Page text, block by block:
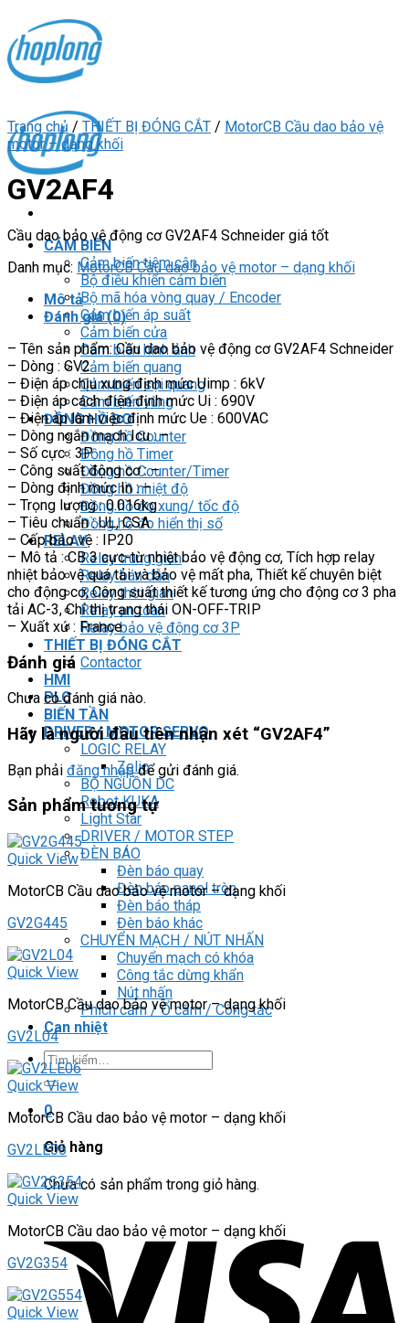
content
CẢM BIẾN
Cảm biến tiệm cận
Bộ điều khiển cảm biến
Bộ mã hóa vòng quay / Encoder
Cảm biến áp suất
Cảm biến cửa
Cảm biến hình ảnh
Cảm biến quang
Cảm biến sợi quang
Cảm biến vùng
ĐỒNG HỒ ĐO
Đồng hồ Counter
Đồng hồ Timer
Đồng hồ Counter/Timer
Đồng hồ nhiệt độ
Đồng hồ đo xung/ tốc độ
Đồng hồ đo hiển thị số
RELAY
Relay trung gian
Relay bán dẫn
Relay thời gian
Relay an toàn
Relay bảo vệ động cơ 3P
THIẾT BỊ ĐÓNG CẮT
Contactor
HMI
PLC
BIẾN TẦN
DRIVER / MOTOR SERVO
LOGIC RELAY
Zelio
BỘ NGUỒN DC
Robot KUKA
Light Star
DRIVER / MOTOR STEP
ĐÈN BÁO
Đèn báo quay
Đèn báo panel tròn
Đèn báo tháp
Đèn báo khác
CHUYỂN MẠCH / NÚT NHẤN
Chuyển mạch có khóa
Công tắc dừng khẩn
Nút nhấn
Phích cắm / Ổ cắm / Công tắc
Can nhiệt
Tìm
kiếm:
0
Giỏ hàng
Chưa có sản phẩm trong giỏ hàng.
Trang chủ / THIẾT BỊ ĐÓNG CẮT / MotorCB Cầu dao bảo vệ
motor – dạng khối
GV2AF4
Cầu dao bảo vệ động cơ GV2AF4 Schneider giá tốt
Danh mục: MotorCB Cầu dao bảo vệ motor – dạng khối
Mô tả
Đánh giá (0)
– Tên sản phẩm: Cầu dao bảo vệ động cơ GV2AF4 Schneider
– Dòng : GV2
– Điện áp chịu xung định mức Uimp : 6kV
– Điện áp cách điện định mức Ui : 690V
– Điện áp làm việc định mức Ue : 600VAC
– Dòng ngắn mạch Icu : –
– Số cực : 3P
– Công suất động cơ : –
– Dòng định mức In : –
– Trọng lượng : 0.016kg
– Tiêu chuẩn : UL, CSA
– Cấp bảo vệ : IP20
– Mô tả : CB 3 cực-từ nhiệt bảo vệ động cơ, Tích hợp relay
nhiệt bảo vệ quá tải và bảo vệ mất pha, Thiết kế chuyên biệt
cho động cơ, Công suất thiết kế tương ứng cho động cơ 3 pha
tải AC-3, Chỉ thị trạng thái ON-OFF-TRIP
– Xuất xứ : France
Đánh giá
Chưa có đánh giá nào.
Hãy là người đầu tiên nhận xét “GV2AF4”
Bạn phải đăng nhậpđể gửi đánh giá.
Sản phẩm tương tự
Quick View
MotorCB Cầu dao bảo vệ motor – dạng khối
GV2G445
Quick View
MotorCB Cầu dao bảo vệ motor – dạng khối
GV2L04
Quick View
MotorCB Cầu dao bảo vệ motor – dạng khối
GV2LE06
Quick View
MotorCB Cầu dao bảo vệ motor – dạng khối
GV2G354
Quick View